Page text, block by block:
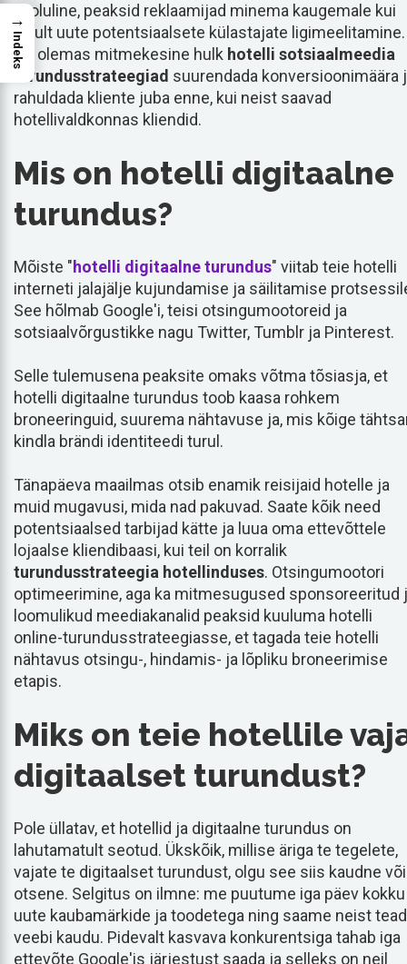
ülioluline, peaksid reklaamijad minema kaugemale kui
ainult uute potentsiaalsete külastajate ligimeelitamine.
On olemas mitmekesine hulk hotelli sotsiaalmeedia
turundusstrateegiad suurendada konversioonimäära
rahuldada kliente juba enne, kui neist saavad
hotellivaldkonnas kliendid.
Mis on hotelli digitaalne
turundus?
Mõiste "hotelli digitaalne turundus" viitab teie hotelli
interneti jalajälje kujundamise ja säilitamise
See hõlmab Google'i, teisi otsingumootoreid ja
sotsiaalvõrgustikke nagu Twitter, Tumblr ja Pinterest.
Selle tulemusena peaksite omaks võtma tõsiasja, et
hotelli digitaalne turundus toob kaasa rohkem
broneeringuid, suurema nähtavuse ja, mis kõige
kindla brändi identiteedi turul.
Tänapäeva maailmas otsib enamik reisijaid hotelle ja
muid mugavusi, mida nad pakuvad. Saate kõik need
potentsiaalsed tarbijad kätte ja luua oma ettevõttele
lojaalse kliendibaasi, kui teil on korralik
turundusstrateegia hotellinduses. Otsingumootori
optimeerimine, aga ka mitmesugused sponsoreeritud
loomulikud meediakanalid peaksid kuuluma hotelli
online-turundusstrateegiasse, et tagada teie hotelli
nähtavus otsingu-, hindamis- ja lõpliku broneerimise
etapis.
Miks on teie hotellile
digitaalset turundust?
Pole üllatav, et hotellid ja digitaalne turundus on
lahutamatult seotud. Ükskõik, millise äriga te tegelete,
vajate te digitaalset turundust, olgu see siis kaudne või
otsene. Selgitus on ilmne: me puutume iga päev kokku
uute kaubamärkide ja toodetega ning saame neist
veebi kaudu. Pidevalt kasvava konkurentsiga tahab iga
ettevõte Google'is järjestust saada ja selleks on neil
→
Indeks